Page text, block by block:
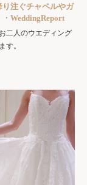
り注ぐチャペルやガ
・WeddingReport
二人のウエディング
す。